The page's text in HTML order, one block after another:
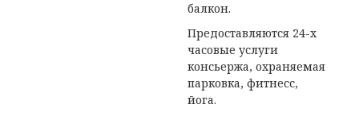
балкон.
Предоставляются 24-х
часовые услуги
консьержа, охраняемая
парковка, фитнесс,
йога.